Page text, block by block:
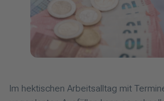
Im hektischen Arbeitsalltag mit